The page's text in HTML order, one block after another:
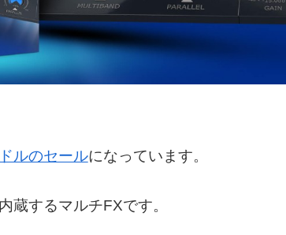
ルのセールになっています。
蔵するマルチFXです。